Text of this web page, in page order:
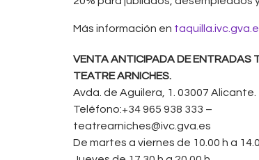
Más información en
VENTA ANTICIPADA DE ENTRADAS
TEATRE ARNICHES.
Avda. de Aguilera, 1. 03007 Alicante.
Teléfono:+34 965 938 333 –
teatrearniches@ivc.gva.es
De martes a viernes de 10.00 h a